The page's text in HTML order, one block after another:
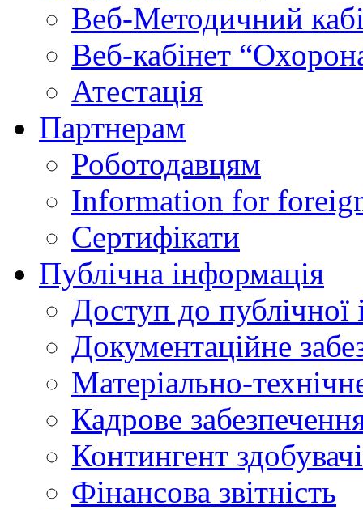
Веб-Методичний
Веб-кабінет
Атестація
Партнерам
Роботодавцям
Information for
Сертифікати
Публічна інформація
Доступ до публічної
Документаційне
Матеріально-
Кадрове
Контингент
Фінансова звітність